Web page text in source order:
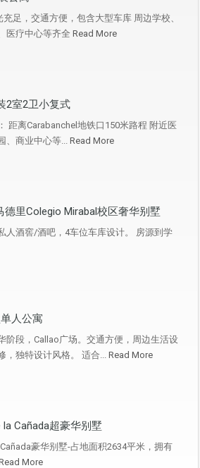
足，交通方便，包含大型车库 周边学校、
医疗中心等齐全 Read More
2室2卫小复式
距离Carabanchel地铁口150米路程 附近医
、商业中心等... Read More
德里Colegio Mirabal校区奢华别墅
人酒窖/酒吧，4车位车库设计。 房源到学
人公寓
阶段，Callao广场。交通方便，周边生活设
，独特设计风格。 适合... Read More
Cañada超豪华别墅
豪华别墅-占地面积2634平米，拥有
More